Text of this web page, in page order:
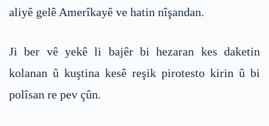
aliyê gelê Amerîkayê ve hatin nîşandan.
Ji ber vê yekê li bajêr bi hezaran kes daketin
kolanan û kuştina kesê reşik pirotesto kirin û bi
polîsan re pev çûn.